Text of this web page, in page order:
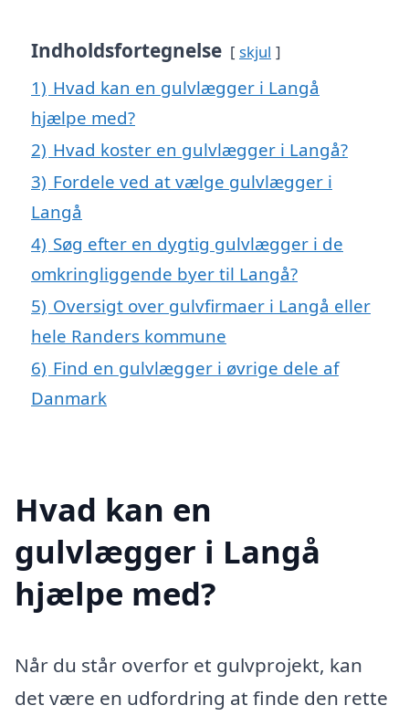
Indholdsfortegnelse skjul
1) Hvad kan en gulvlægger i Langå
hjælpe med?
2) Hvad koster en gulvlægger i Langå?
3) Fordele ved at vælge gulvlægger i
Langå
4) Søg efter en dygtig gulvlægger i de
omkringliggende byer til Langå?
5) Oversigt over gulvfirmaer i Langå eller
hele Randers kommune
6) Find en gulvlægger i øvrige dele af
Danmark
Hvad kan en
gulvlægger i Langå
hjælpe med?
Når du står overfor et gulvprojekt, kan
det være en udfordring at finde den rette